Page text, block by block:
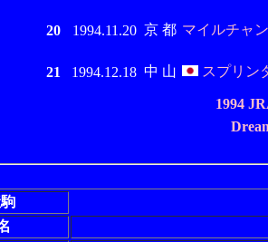
20 1994.11.20 京 都 マイルチャ
21 1994.12.18 中 山 スプリン
1994